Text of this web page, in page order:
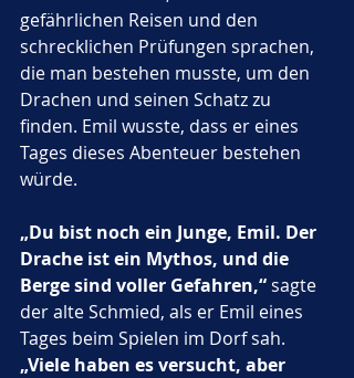
gefährlichen Reisen und den
schrecklichen Prüfungen sprachen,
die man bestehen musste, um den
Drachen und seinen Schatz zu
finden. Emil wusste, dass er eines
Tages dieses Abenteuer bestehen
würde.
„Du bist noch ein Junge, Emil. Der
Drache ist ein Mythos, und die
Berge sind voller Gefahren,“ sagte
der alte Schmied, als er Emil eines
Tages beim Spielen im Dorf sah.
„Viele haben es versucht, aber